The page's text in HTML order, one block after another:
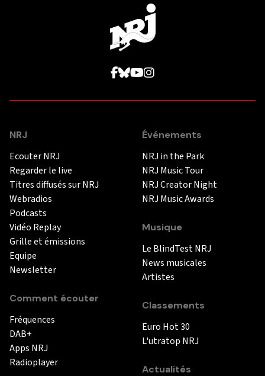
NRJ
Ecouter NRJ
Regarder le live
Titres diffusés sur NRJ
Webradios
Podcasts
Vidéo Replay
Grille et émissions
Equipe
Newsletter
Comment écouter
Fréquences
DAB+
Apps NRJ
Radioplayer
Événements
NRJ in the Park
NRJ Music Tour
NRJ Creator Night
NRJ Music Awards
Musique
Le BlindTest NRJ
News musicales
Artistes
Classements
Euro Hot 30
L'utratop NRJ
Actualités